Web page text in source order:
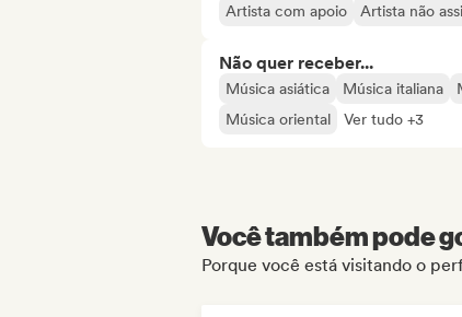
Artista com apoio Artista não
Não quer receber...
Música asiática Música italiana
Música oriental
Ver tudo +3
Você também pode
Porque você está visitando o